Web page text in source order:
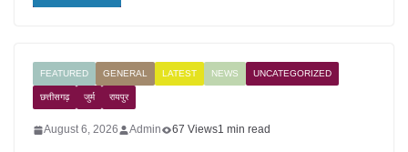
FEATURED GENERAL LATEST NEWS UNCATEGORIZED
छत्तीसगढ़ जुर्म रायपुर
August 6, 2026 Admin 67 Views1 min read